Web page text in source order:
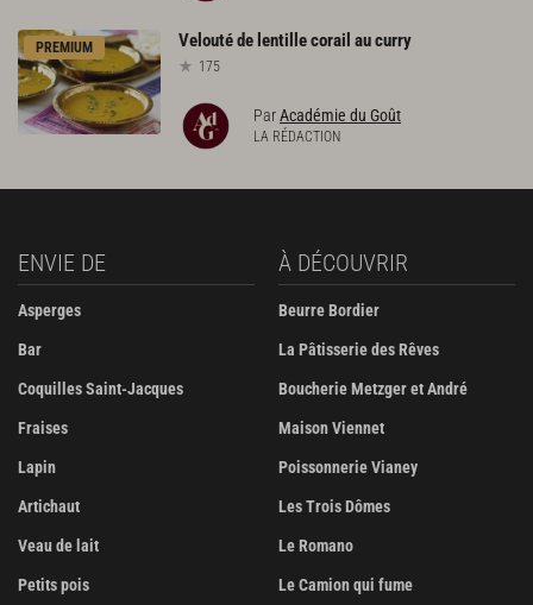
PREMIUM Veloutéde lentillecorail aucurry
175
ParAcadémie du Goût
LA RÉDACTION
ENVIE DE
Asperges
Bar
Coquilles Saint-Jacques
Fraises
Lapin
Artichaut
Veau de lait
Petits pois
À DÉCOUVRIR
Beurre Bordier
La Pâtisserie des Rêves
Boucherie Metzger et André
Maison Viennet
Poissonnerie Vianey
Les Trois Dômes
Le Romano
Le Camion qui fume